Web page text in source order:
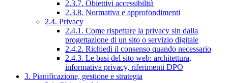
2.3.7. Obiettivi accessibilità
2.3.8. Normativa e approfondimenti
2.4. Privacy
2.4.1. Come rispettare la privacy sin dalla
progettazione di un sito o servizio digitale
2.4.2. Richiedi il consenso quando necessario
2.4.3. Le basi del sito web: architettura,
informativa privacy, riferimenti DPO
3. Pianificazione, gestione e strategia